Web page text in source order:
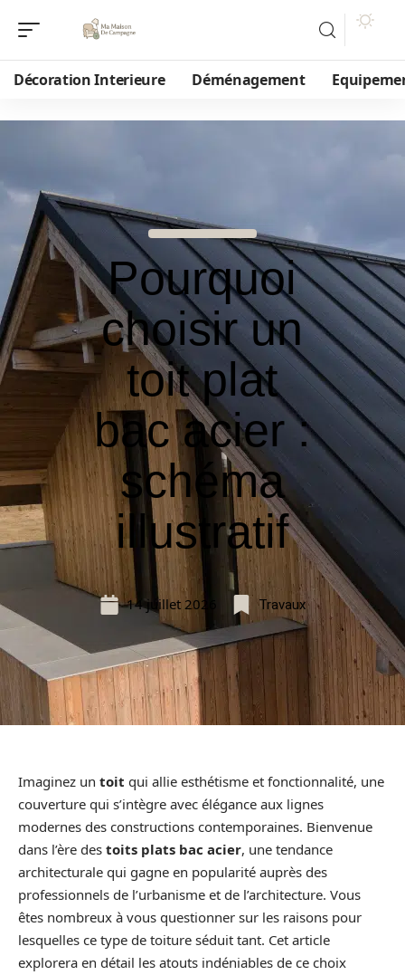
Décoration Interieure Déménagement
Pourquoi
choisir un
toit plat
bac acier :
schéma
illustratif
14 juillet 2026 Travaux
Imaginez un toit qui allie esthétisme et fonctionnalité, une
couverture qui s’intègre avec élégance aux lignes
modernes des constructions contemporaines. Bienvenue
dans l’ère des toits plats bac acier, une tendance
architecturale qui gagne en popularité auprès des
professionnels de l’urbanisme et de l’architecture. Vous
êtes nombreux à vous questionner sur les raisons pour
lesquelles ce type de toiture séduit tant. Cet article
explorera en détail les atouts indéniables de ce choix